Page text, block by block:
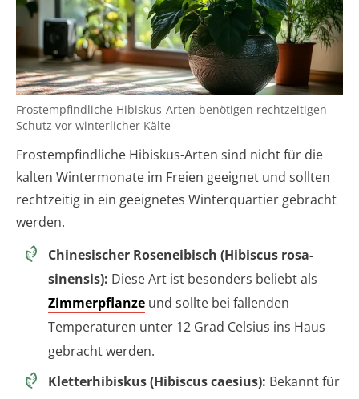
Frostempfindliche Hibiskus-Arten benötigen rechtzeitigen
Schutz vor winterlicher Kälte
Frostempfindliche Hibiskus-Arten sind nicht für die
kalten Wintermonate im Freien geeignet und sollten
rechtzeitig in ein geeignetes Winterquartier gebracht
werden.
Chinesischer Roseneibisch (Hibiscus rosa-
sinensis): Diese Art ist besonders beliebt als
Zimmerpflanze und sollte bei fallenden
Temperaturen unter 12 Grad Celsius ins Haus
gebracht werden.
Kletterhibiskus (Hibiscus caesius): Bekannt für